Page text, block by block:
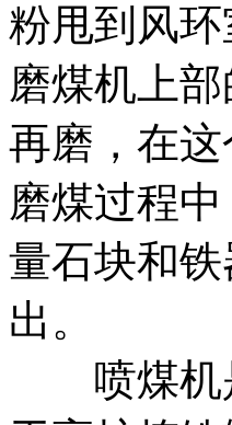
粉甩到风
磨煤机上
再磨，在
磨煤过程
量石块和
出。
喷煤机是